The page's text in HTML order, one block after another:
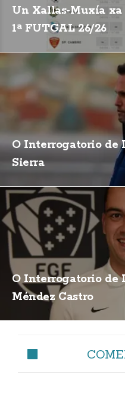
Un Xallas-Muxía xa
1ª FUTGAL 26/26
O Interrogatorio de
Sierra
O Interrogatorio de
Méndez Castro